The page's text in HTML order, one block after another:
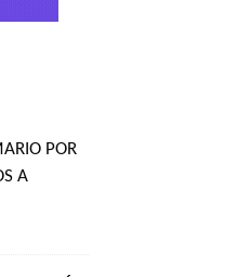
POR
A